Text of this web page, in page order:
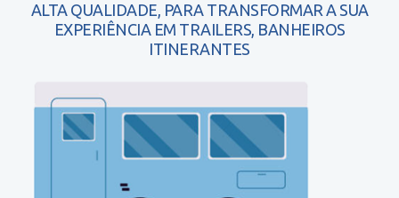
ALTA QUALIDADE, PARA TRANSFORMAR A SUA
EXPERIÊNCIA EM TRAILERS, BANHEIROS
ITINERANTES